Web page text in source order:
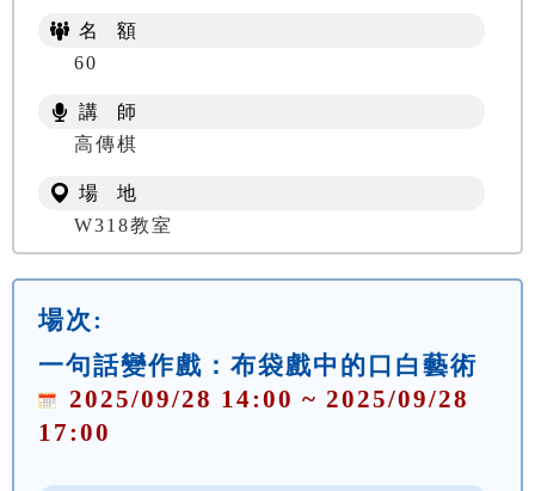
名 額
60
講 師
高傳棋
場 地
W318教室
場次:
一句話變作戲：布袋戲中的口白藝術
2025/09/28 14:00 ~ 2025/09/28
17:00